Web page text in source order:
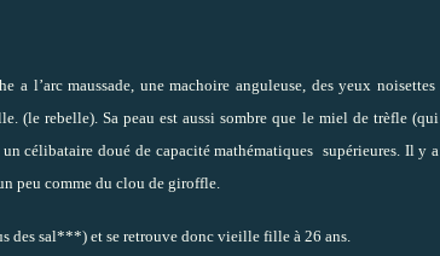
l’arc maussade, une machoire anguleuse, des yeux noisettes
(le rebelle). Sa peau est aussi sombre que le miel de trèfle (qui
célibataire doué de capacité mathématiques supérieures. Il y a
peu comme du clou de giroffle.
des sal***) et se retrouve donc vieille fille à 26 ans.